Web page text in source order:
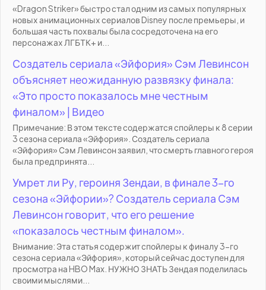
«Dragon Striker» быстро стал одним из самых популярных
новых анимационных сериалов Disney после премьеры, и
большая часть похвалы была сосредоточена на его
персонажах ЛГБТК+ и...
Создатель сериала «Эйфория» Сэм Левинсон
объясняет неожиданную развязку финала:
«Это просто показалось мне честным
финалом» | Видео
Примечание: В этом тексте содержатся спойлеры к 8 серии
3 сезона сериала «Эйфория». Создатель сериала
«Эйфория» Сэм Левинсон заявил, что смерть главного героя
была предпринята...
Умрет ли Ру, героиня Зендаи, в финале 3-го
сезона «Эйфории»? Создатель сериала Сэм
Левинсон говорит, что его решение
«показалось честным финалом».
Внимание: Эта статья содержит спойлеры к финалу 3-го
сезона сериала «Эйфория», который сейчас доступен для
просмотра на HBO Max. НУЖНО ЗНАТЬ Зендая поделилась
своими мыслями...